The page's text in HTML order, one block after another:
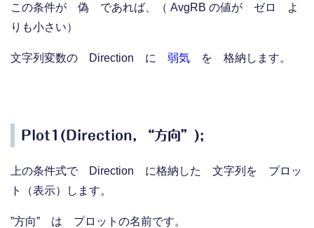
この条件が 偽 であれば、（ AvgRB の値が ゼロ よ
りも小さい）
文字列変数の Direction に 弱気 を 格納します。
Plot1(Direction, “方向”);
上の条件式で Direction に格納した 文字列を プロッ
ト（表示）します。
”方向” は プロットの名前です。